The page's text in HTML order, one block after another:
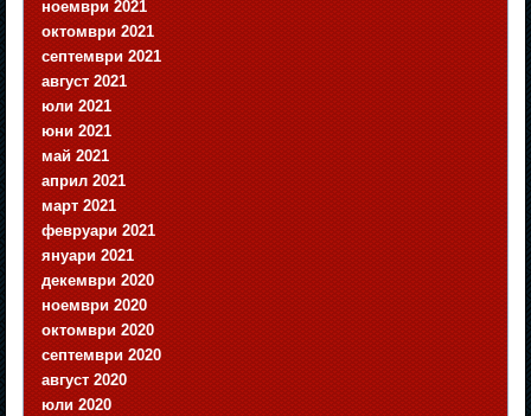
ноември 2021
октомври 2021
септември 2021
август 2021
юли 2021
юни 2021
май 2021
април 2021
март 2021
февруари 2021
януари 2021
декември 2020
ноември 2020
октомври 2020
септември 2020
август 2020
юли 2020